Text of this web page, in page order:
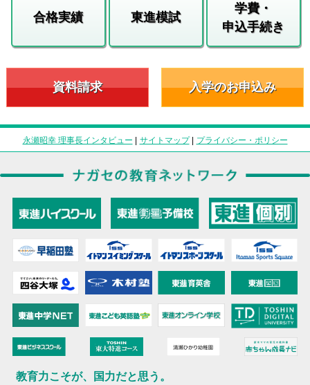
合格実績 東進模試
学費・
申込手続き
資料請求 入学のお申込み
永瀬昭幸 理事長インタビュー | サイトマップ| プライバシー・ポリシー
教育力こそが、国力だと思う。